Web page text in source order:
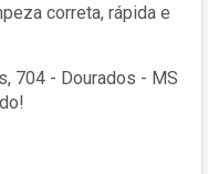
correta, rápida e
704 - Dourados - MS